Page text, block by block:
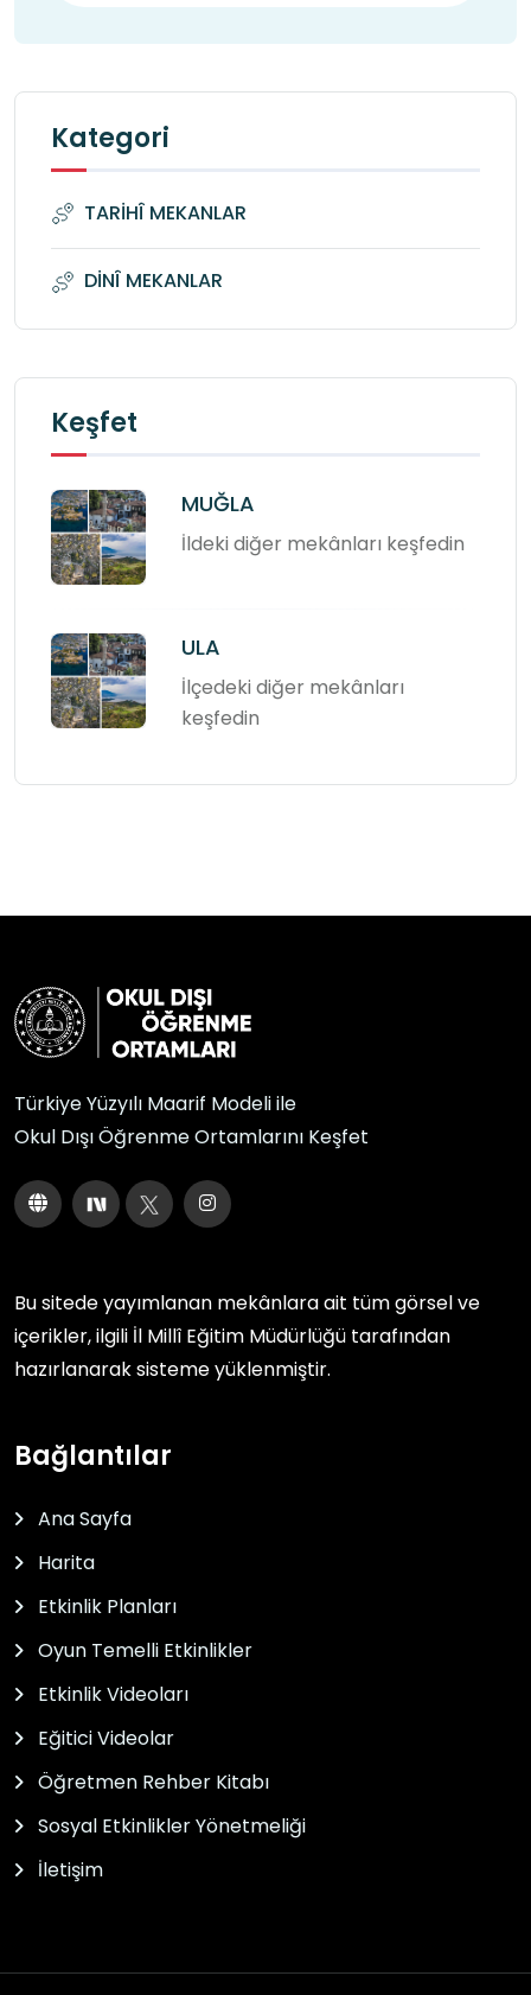
Kategori
TARİHÎ MEKANLAR
DİNÎ MEKANLAR
Keşfet
MUĞLA
İldeki diğer mekânları keşfedin
ULA
İlçedeki diğer mekânları
keşfedin
Türkiye Yüzyılı Maarif Modeli ile
Okul Dışı Öğrenme Ortamlarını Keşfet
Bu sitede yayımlanan mekânlara ait tüm görsel ve
içerikler, ilgili İl Millî Eğitim Müdürlüğü tarafından
hazırlanarak sisteme yüklenmiştir.
Bağlantılar
Ana Sayfa
Harita
Etkinlik Planları
Oyun Temelli Etkinlikler
Etkinlik Videoları
Eğitici Videolar
Öğretmen Rehber Kitabı
Sosyal Etkinlikler Yönetmeliği
İletişim